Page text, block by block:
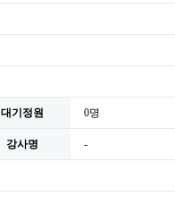
대기정원 0명
강사명 -